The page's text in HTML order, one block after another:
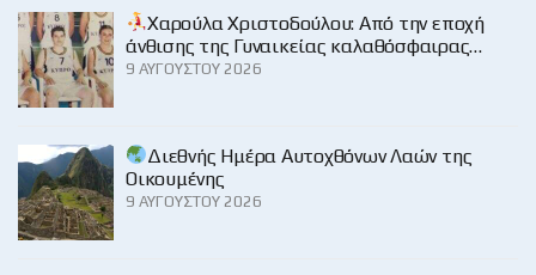
Χαρούλα Χριστοδούλου: Από την εποχή
άνθισης της Γυναικείας καλαθόσφαιρας…
9 ΑΥΓΟΎΣΤΟΥ 2026
Διεθνής Ημέρα Αυτοχθόνων Λαών της
Οικουμένης
9 ΑΥΓΟΎΣΤΟΥ 2026